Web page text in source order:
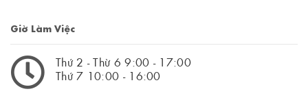
Giờ Làm Việc
Thứ 2 - Thừ 6 9:00 - 17:00
Thứ 7 10:00 - 16:00